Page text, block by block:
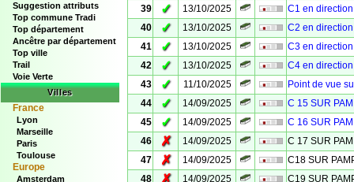
Suggestion attributs
Top commune Tradi
Top département
Ancêtre par département
Top ville
Trail
Voie Verte
Villes
France
Lyon
Marseille
Paris
Toulouse
Europe
Amsterdam
39
✓ 13/10/2025
C1 en
40
✓ 13/10/2025
C2 en
41
✓ 13/10/2025
C3 en
42
✓ 13/10/2025
C4 en
43
✓ 11/10/2025
Point de vue
44
✓ 14/09/2025
C 15 SUR
45
✓ 14/09/2025
C 16 SUR
46
✗ 14/09/2025
C 17 SUR
47
✗ 14/09/2025
C18 SUR
48
14/09/2025
C19 SUR